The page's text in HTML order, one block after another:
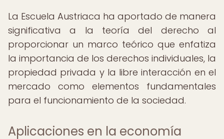
La Escuela Austriaca ha aportado de manera
significativa a la teoría del derecho al
proporcionar un marco teórico que enfatiza
la importancia de los derechos individuales, la
propiedad privada y la libre interacción en el
mercado como elementos fundamentales
para el funcionamiento de la sociedad.
Aplicaciones en la economía